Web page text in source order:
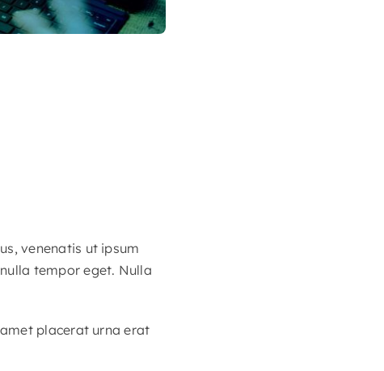
venenatis ut ipsum
tempor eget. Nulla
placerat urna erat